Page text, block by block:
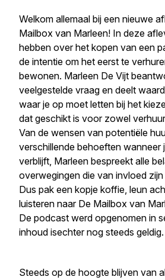
Welkom allemaal bij een nieuwe
Mailbox van Marleen! In deze
hebben over het kopen van een
de intentie om het eerst te
bewonen. Marleen De Vijt
veelgestelde vraag en deelt
waar je op moet letten bij het
dat geschikt is voor zowel
Van de wensen van potentiële
verschillende behoeften wanneer
verblijft, Marleen bespreekt alle
overwegingen die van invloed
Dus pak een kopje koffie, leun
luisteren naar De Mailbox van
De podcast werd opgenomen in
inhoud isechter nog steeds geldig.
Steeds op de hoogte blijven van